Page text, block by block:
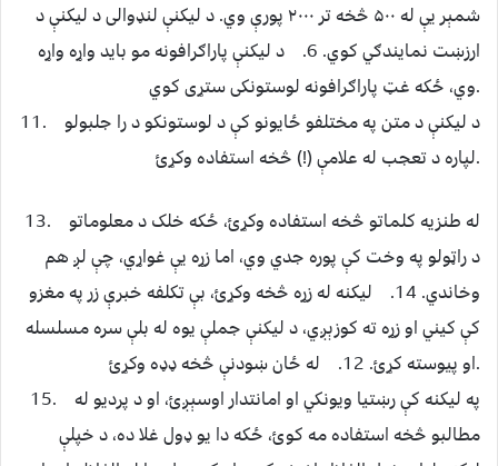
شمېر يې له ۵۰۰ څخه تر ۲۰۰۰ پورې وي. د لیکنې لنډوالی د ليکنې د
ارزښت نمایندګي کوي. 6. د ليکنې پاراګرافونه مو بايد واړه واړه
وي، ځکه غټ پاراګرافونه لوستونکی ستړی کوي.
11. د لیکنې د متن په مختلفو ځايونو کې د لوستونکو د را جلبولو
لپاره د تعجب له علامې (!) څخه استفاده وکړﺉ.
13. له طنزيه کلماتو څخه استفاده وکړﺉ، ځکه خلک د معلوماتو
د راټولو په وخت کې پوره جدي وي، اما زړه يې غواړي، چې لږ هم
وخاندي. 14. ليکنه له زړه څخه وکړﺉ، بې تکلفه خبرې زر په مغزو
کې کيني او زړه ته کوزېږي، د لیکنې جملې يوه له بلې سره مسلسله
او پيوسته کړﺉ. 12. له ځان ښودنې څخه ډډه وکړﺉ.
15. په لیکنه کې رښتيا ویونکي او امانتدار اوسېږﺉ، او د پرديو له
مطالبو څخه استفاده مه کوﺉ، ځکه دا يو ډول غلا ده، د خپلې